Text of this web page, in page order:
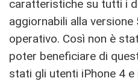
caratteristiche su tutti i
aggiornabili alla
operativo. Così non è
poter beneficiare di
stati gli utenti iPhone 4